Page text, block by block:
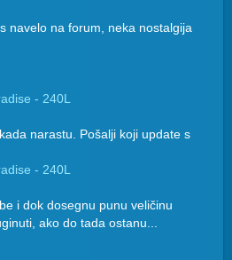
navelo na forum, neka nostalgija
- 240L
narastu. Pošalji koji update s
- 240L
i dok dosegnu punu veličinu
ako do tada ostanu...